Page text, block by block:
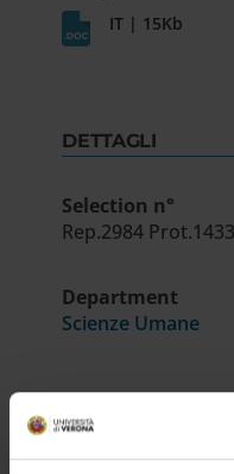
IT | 15Kb
DETTAGLI
Selection n°
Rep.2984
Department
Scienze Umane